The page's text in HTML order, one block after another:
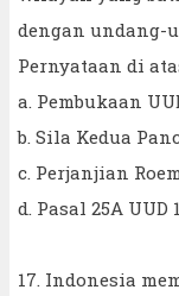
dengan undang-
Pernyataan di
a. Pembukaan
b. Sila Kedua
c. Perjanjian
d. Pasal 25A UUD
17. Indonesia